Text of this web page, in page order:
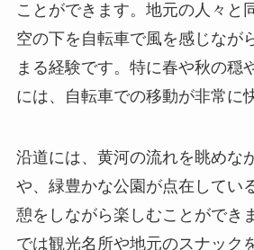
ことができます。地元の人々と
空の下を自転車で風を感じなが
まる経験です。特に春や秋の穏
には、自転車での移動が非常に
沿道には、黄河の流れを眺めな
や、緑豊かな公園が点在してい
憩をしながら楽しむことができ
では観光名所や地元のスナック